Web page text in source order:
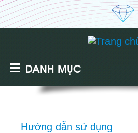
DANH MỤC
Hướng dẫn sử dụng